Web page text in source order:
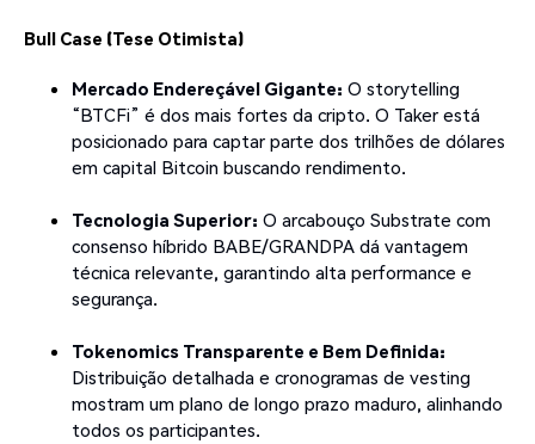
Bull Case (Tese Otimista)
Mercado Endereçável Gigante: O storytelling
“BTCFi” é dos mais fortes da cripto. O Taker está
posicionado para captar parte dos trilhões de dólares
em capital Bitcoin buscando rendimento.
Tecnologia Superior: O arcabouço Substrate com
consenso híbrido BABE/GRANDPA dá vantagem
técnica relevante, garantindo alta performance e
segurança.
Tokenomics Transparente e Bem Definida:
Distribuição detalhada e cronogramas de vesting
mostram um plano de longo prazo maduro, alinhando
todos os participantes.